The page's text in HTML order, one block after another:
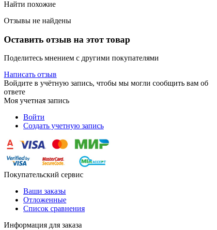
Найти похожие
Отзывы не найдены
Оставить отзыв на этот товар
Поделитесь мнением с другими покупателями
Написать отзыв
Войдите в учётную запись, чтобы мы могли сообщить вам об
ответе
Моя учетная запись
Войти
Создать учетную запись
Покупательский сервис
Ваши заказы
Отложенные
Список сравнения
Информация для заказа